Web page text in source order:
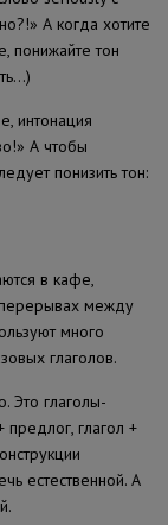
А когда хотите
понижайте тон
интонация
А чтобы
понизить тон:
в кафе,
между
много
глаголов.
Это глаголы-
предлог, глагол +
естественной. А